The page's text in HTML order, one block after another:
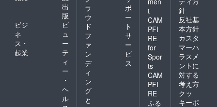
出
版
ビジ
ネ
ス・
起業
ビ
ュ
ー
テ
ィ
ー
・
ヘ
ル
ラ
ウ
ド
フ
ァ
ン
デ
ィ
ン
グ
と
ポ
ー
ト
サ
ー
ビ
ス
t
CAM
PFI
RE
for
Spor
ts
CAM
PFI
RE
ふる
針
反社基
本方針
カスタ
マーハ
ラスメ
ントに
対する
考え方
クッ
キーポ